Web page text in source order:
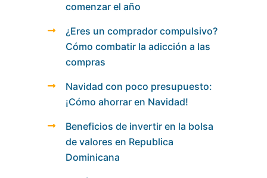
comenzar el año
¿Eres un comprador compulsivo?
Cómo combatir la adicción a las
compras
Navidad con poco presupuesto:
¡Cómo ahorrar en Navidad!
Beneficios de invertir en la bolsa
de valores en Republica
Dominicana